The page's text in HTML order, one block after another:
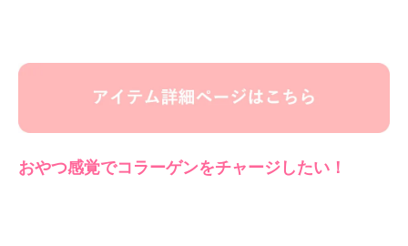
おやつ感覚でコラーゲンをチャージしたい！